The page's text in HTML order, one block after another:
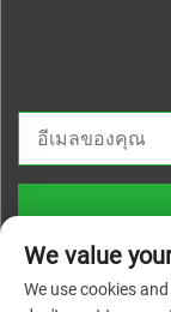
We value
We use cookies